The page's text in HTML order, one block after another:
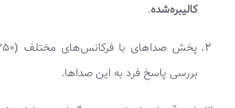
کالیبره‌شده.
بررسی پاسخ فرد به این صداها.